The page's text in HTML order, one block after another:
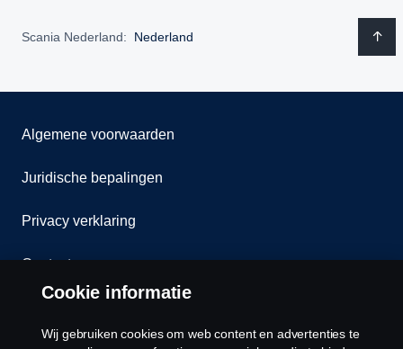
Scania Nederland: Nederland
Algemene voorwaarden
Juridische bepalingen
Privacy verklaring
Contact
Cookie informatie
Wij gebruiken cookies om web content en advertenties te